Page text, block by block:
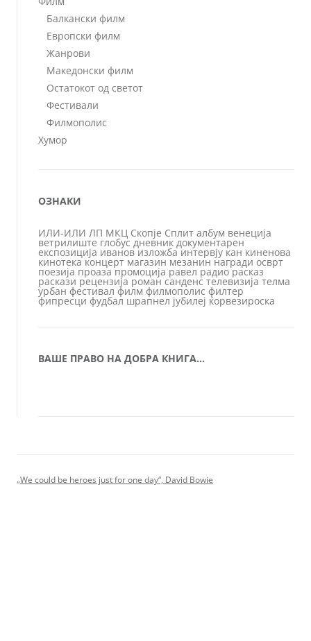
Балкански филм
Европски филм
Жанрови
Македонски филм
Остатокот од светот
Фестивали
Филмополис
Хумор
ОЗНАКИ
ИЛИ-ИЛИ ЛП МКЦ Скопје Сплит албум венеција
ветрилиште глобус дневник документарен
експозиција иванов изложба интервју кан киненова
кинотека концерт магазин мезанин награди осврт
поезија проаза промоција равел радио расказ
раскази рецензија роман санденс телевизија телма
урбан фестивал филм филмополис филтер
фипресци фудбал шрапнел јубилеј ќорвезироска
ВАШЕ ПРАВО НА ДОБРА КНИГА…
„We could be heroes just for one day“, David Bowie